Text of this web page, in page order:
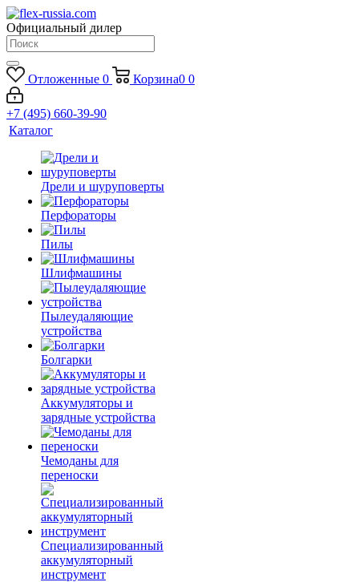
Официальный дилер
Отложенные 0 Корзина0 0
+7 (495) 660-39-90
Каталог
Дрели и шуруповерты
Перфораторы
Пилы
Шлифмашины
Пылеудаляющие
устройства
Болгарки
Аккумуляторы и
зарядные устройства
Чемоданы для
переноски
Специализированный
аккумуляторный
инструмент